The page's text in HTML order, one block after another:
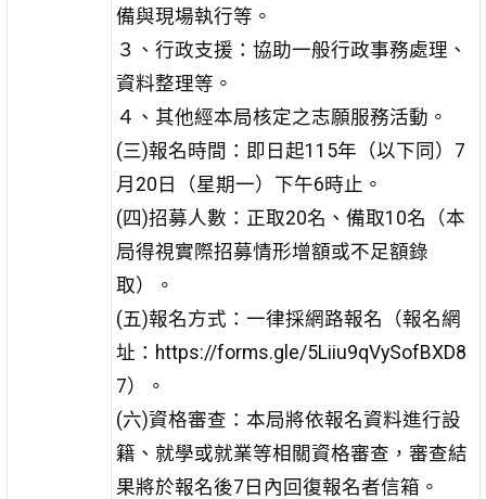
備與現場執行等。
３、行政支援：協助一般行政事務處理、
資料整理等。
４、其他經本局核定之志願服務活動。
(三)報名時間：即日起115年（以下同）7
月20日（星期一）下午6時止。
(四)招募人數：正取20名、備取10名（本
局得視實際招募情形增額或不足額錄
取）。
(五)報名方式：一律採網路報名（報名網
址：https://forms.gle/5Liiu9qVySofBXD8
7）。
(六)資格審查：本局將依報名資料進行設
籍、就學或就業等相關資格審查，審查結
果將於報名後7日內回復報名者信箱。